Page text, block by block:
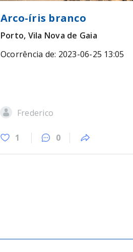
Arco-íris branco
Porto, Vila Nova de Gaia
Ocorrência de: 2023-06-25 13:05
Frederico
1 0